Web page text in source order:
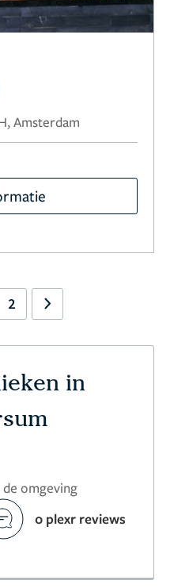
Amsterdam
2 Next
in
de omgeving
0 plexr reviews